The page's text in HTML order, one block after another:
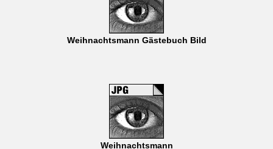
Weihnachtsmann Gästebuch Bild
Weihnachtsmann